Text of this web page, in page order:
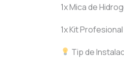
1x Mica de
1x Kit
Tip de